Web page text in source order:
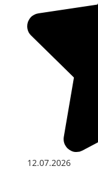
12.07.2026